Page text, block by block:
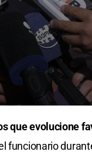
que evolucione
funcionario